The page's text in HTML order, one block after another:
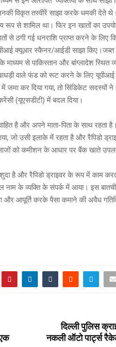
विकृत तस्वीरें साझा करके धमकी देते
रूप से शामिल था। फिर इन खातों का
से ठगी गई धनराशि प्राप्त करने के लिए
क्यूआर स्कैनर/आईडी साझा किए।जब्त
से पाकिस्तान और बांग्लादेश स्थित
वाले फंड को रूट करने के लिए यूपीआई
जमा कर दिया गया, तो सिंडिकेट सदस्यों
(यूएसडीटी) में बदल दिया।
है और अपने माता-पिता के साथ रहता
जो उसी इलाके में रहता है और रैपिडो
को कमीशन के आधार पर बैंक खाते
है और रैपिडो ड्राइवर के रूप में काम
नाम के व्यक्ति के संपर्क में आया। इस
आपूर्ति करके पैसा कमाने की अवैध
दिल्ली पुलिस
नकली ऑटो पार्ट्स